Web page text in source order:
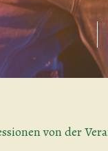
von der